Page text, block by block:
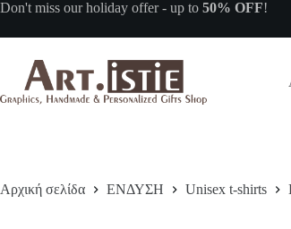
Μετάβαση
περιεχόμενο
Don't miss ourholiday offer- up to 50% OFF!
Αρχική σελίδα ΕΝΔΥΣΗ Unisex t-shirts